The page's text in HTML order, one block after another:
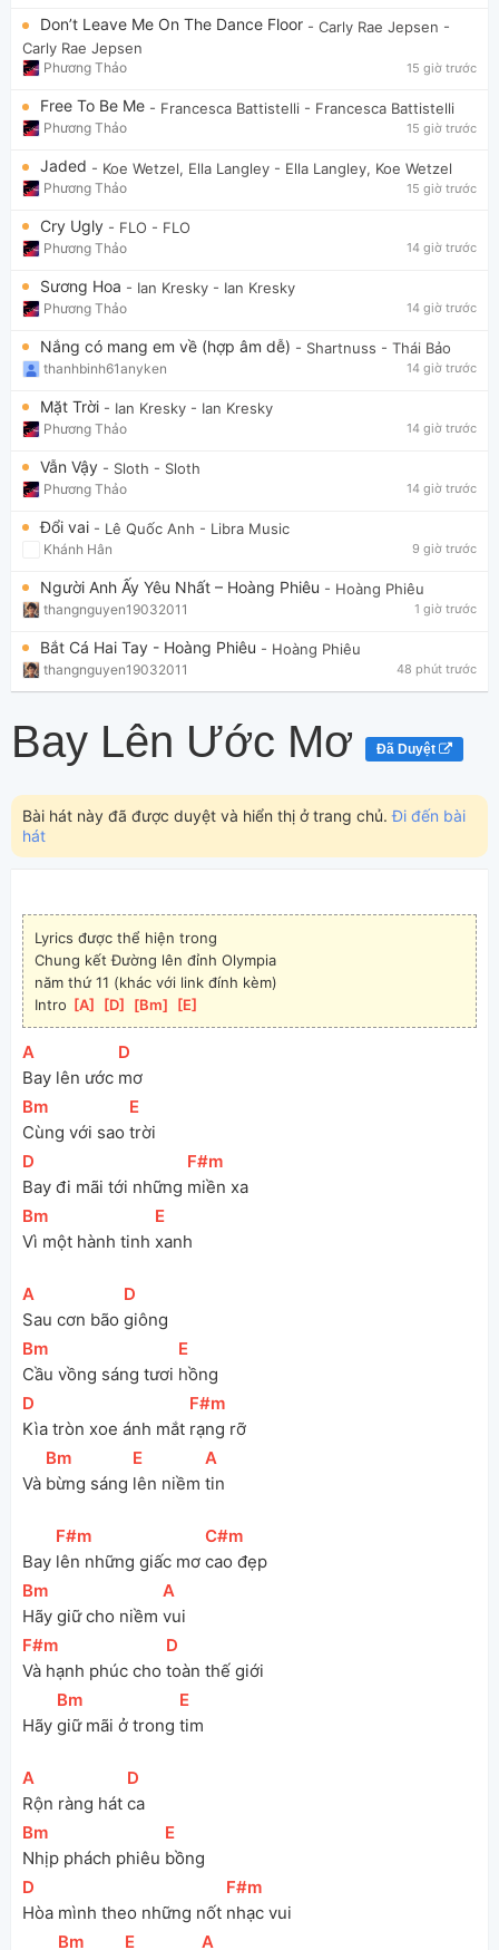
Don’t Leave Me On The Dance Floor - Carly Rae Jepsen -
Carly Rae Jepsen
Phương Thảo 15 giờ trước
Free To Be Me - Francesca Battistelli - Francesca Battistelli
Phương Thảo 15 giờ trước
Jaded - Koe Wetzel, Ella Langley - Ella Langley, Koe Wetzel
Phương Thảo 15 giờ trước
Cry Ugly - FLO - FLO
Phương Thảo 14 giờ trước
Sương Hoa - Ian Kresky - Ian Kresky
Phương Thảo 14 giờ trước
Nắng có mang em về (hợp âm dễ) - Shartnuss - Thái Bảo
thanhbinh61anyken 14 giờ trước
Mặt Trời - Ian Kresky - Ian Kresky
Phương Thảo 14 giờ trước
Vẫn Vậy - Sloth - Sloth
Phương Thảo 14 giờ trước
Đổi vai - Lê Quốc Anh - Libra Music
Khánh Hân 9 giờ trước
Người Anh Ấy Yêu Nhất – Hoàng Phiêu - Hoàng Phiêu
thangnguyen19032011 1 giờ trước
Bắt Cá Hai Tay - Hoàng Phiêu - Hoàng Phiêu
thangnguyen19032011 48 phút trước
Bay Lên Ước Mơ Đã Duyệt
Bài hát này đã được duyệt và hiển thị ở trang chủ.Đi đến bài
hát
Lyrics được thể hiện trong
Chung kết Đường lên đỉnh Olympia
năm thứ 11 (khác với link đính kèm)
Intro [A [D [Bm [E
[
A
Bay lên ước
[D
mơ
[Bm
Cùng với sao
[E
trời
[D
Bay đi mãi tới những
[F#m
miền xa
[Bm
Vì một hành tinh
[E
xanh
[
A
Sau cơn bão
[D
giông
[Bm
Cầu vồng sáng tươi
[E
hồng
[D
Kìa tròn xoe ánh mắt
[F#m
rạng rỡ
Và
[Bm
bừng sáng
[E
lên niềm
[
A
tin
Bay
[F#m
lên những giấc mơ
[
C#m
cao đẹp
[Bm
Hãy giữ cho niềm
[
A
vui
[F#m
Và hạnh phúc cho
[D
toàn thế giới
Hãy
[Bm
giữ mãi ở trong
[E
tim
[
A
Rộn ràng hát
[D
ca
[Bm
Nhịp phách phiêu
[E
bồng
[D
Hòa mình theo những nốt
[F#m
nhạc vui
[Bm [E [
A